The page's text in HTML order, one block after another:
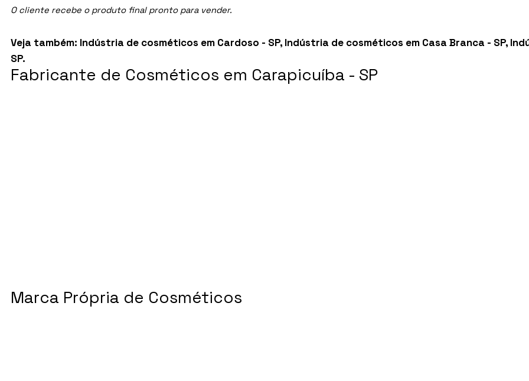
O cliente recebe o produto final pronto para vender.
Veja também: Indústria de cosméticos em Cardoso - SP, Indústria de cosméticos em Casa Branca - SP,
SP.
Fabricante de Cosméticos em Carapicuíba - SP
Marca Própria de Cosméticos